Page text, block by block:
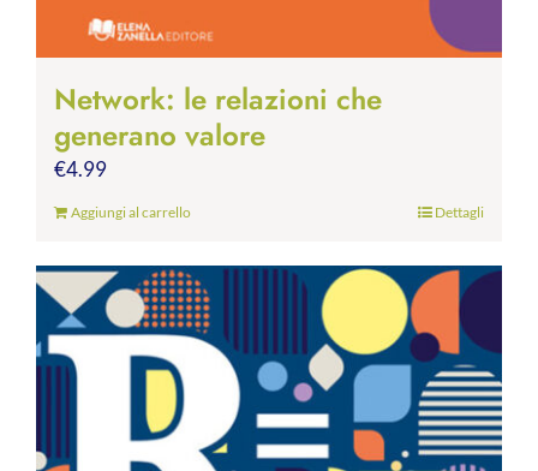
Network: le relazioni che
generano valore
€4.99
Aggiungi al carrello Dettagli